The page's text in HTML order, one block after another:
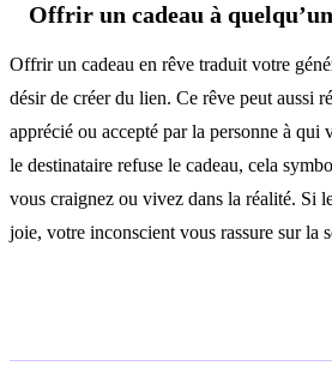
Offrir un cadeau à quelqu’un
Offrir un cadeau en rêve traduit votre
désir de créer du lien. Ce rêve peut aussi
apprécié ou accepté par la personne à qui
le destinataire refuse le cadeau, cela
vous craignez ou vivez dans la réalité. Si
joie, votre inconscient vous rassure sur la